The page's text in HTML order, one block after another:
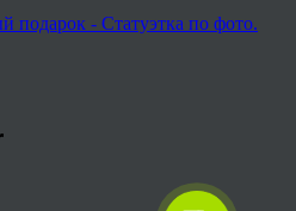
подарок - Статуэтка по фото.